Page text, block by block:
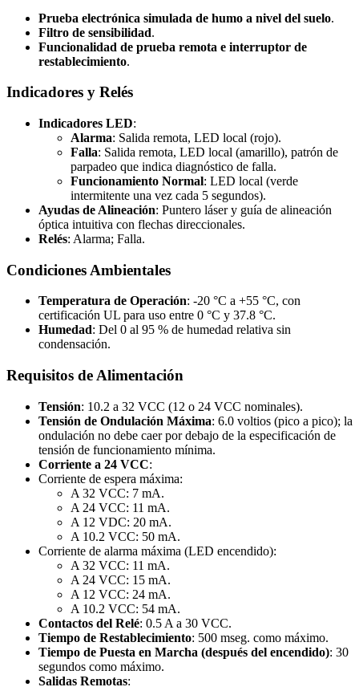
Prueba electrónica simulada de humo a nivel del suelo.
Filtro de sensibilidad.
Funcionalidad de prueba remota e interruptor de
restablecimiento.
Indicadores y Relés
Indicadores LED:
Alarma: Salida remota, LED local (rojo).
Falla: Salida remota, LED local (amarillo), patrón de
parpadeo que indica diagnóstico de falla.
Funcionamiento Normal: LED local (verde
intermitente una vez cada 5 segundos).
Ayudas de Alineación: Puntero láser y guía de alineación
óptica intuitiva con flechas direccionales.
Relés: Alarma; Falla.
Condiciones Ambientales
Temperatura de Operación: -20 °C a +55 °C, con
certificación UL para uso entre 0 °C y 37.8 °C.
Humedad: Del 0 al 95 % de humedad relativa sin
condensación.
Requisitos de Alimentación
Tensión: 10.2 a 32 VCC (12 o 24 VCC nominales).
Tensión de Ondulación Máxima: 6.0 voltios (pico a pico); la
ondulación no debe caer por debajo de la especificación de
tensión de funcionamiento mínima.
Corriente a 24 VCC:
Corriente de espera máxima:
A 32 VCC: 7 mA.
A 24 VCC: 11 mA.
A 12 VDC: 20 mA.
A 10.2 VCC: 50 mA.
Corriente de alarma máxima (LED encendido):
A 32 VCC: 11 mA.
A 24 VCC: 15 mA.
A 12 VCC: 24 mA.
A 10.2 VCC: 54 mA.
Contactos del Relé: 0.5 A a 30 VCC.
Tiempo de Restablecimiento: 500 mseg. como máximo.
Tiempo de Puesta en Marcha (después del encendido): 30
segundos como máximo.
Salidas Remotas: